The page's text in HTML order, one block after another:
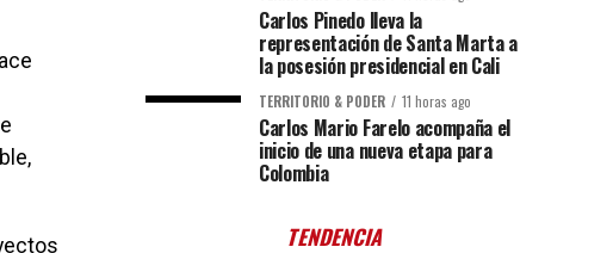
Carlos Pinedo lleva la
representación de Santa Marta a
la posesión presidencial en Cali
TERRITORIO & PODER 11 horas ago
Carlos Mario Farelo acompaña el
inicio de una nueva etapa para
Colombia
TENDENCIA